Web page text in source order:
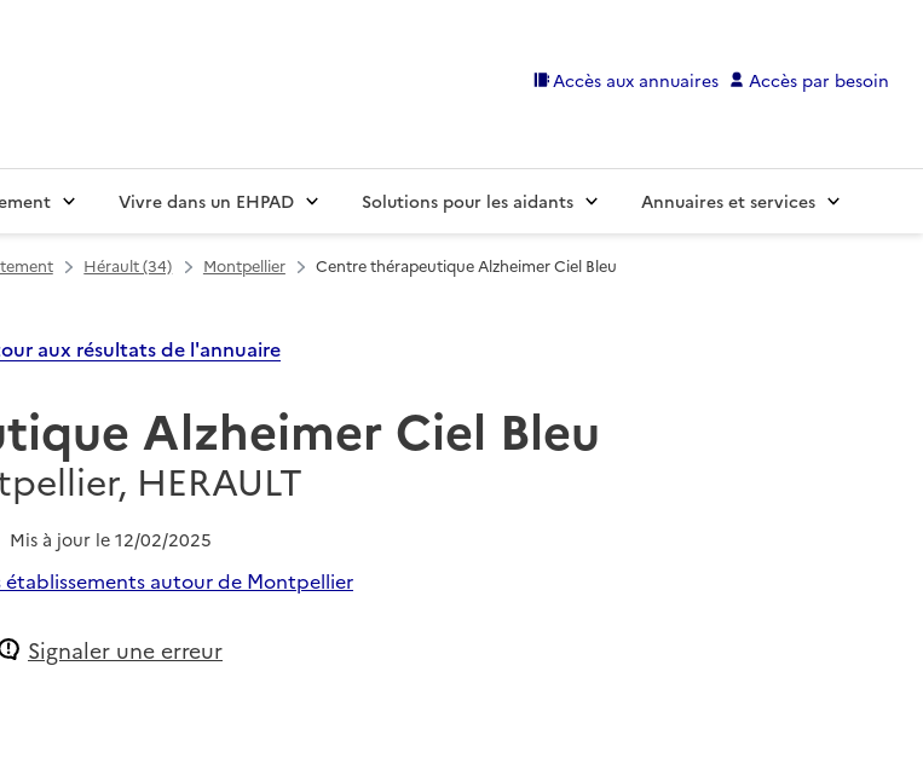
Accès aux annuaires Accès par besoin
Vivre dans un EHPAD Solutions pour les aidants Annuaires et services
Hérault (34) Montpellier Centre thérapeutique Alzheimer Ciel Bleu
aux résultats de l'annuaire
Alzheimer Ciel Bleu
HERAULT
Mis à jour le 12/02/2025
établissements autour de Montpellier
Signaler une erreur